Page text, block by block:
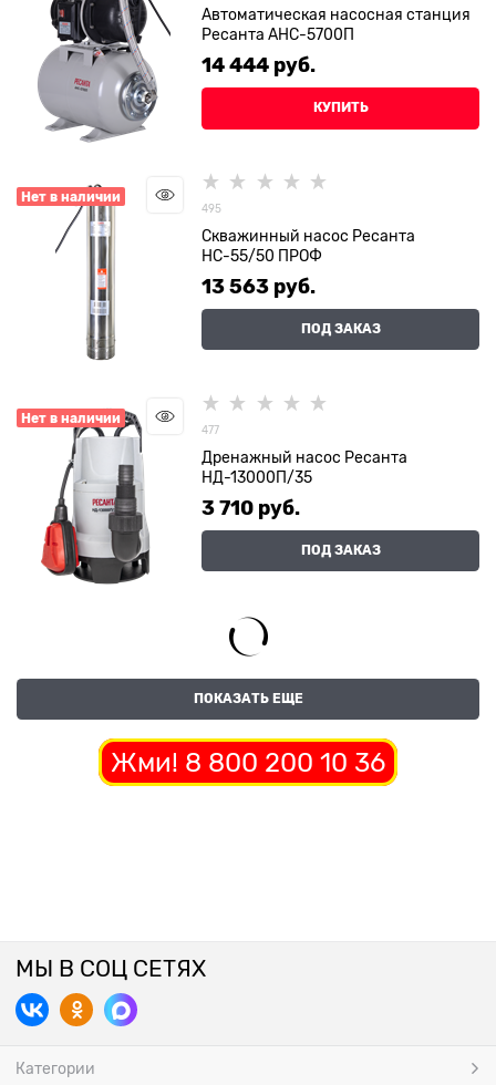
Автоматическая насосная станция
Ресанта АНС-5700П
14 444 руб.
КУПИТЬ
Нет в наличии
495
Скважинный насос Ресанта
НС-55/50 ПРОФ
13 563 руб.
ПОД ЗАКАЗ
Нет в наличии
477
Дренажный насос Ресанта
НД-13000П/35
3 710 руб.
ПОД ЗАКАЗ
ПОКАЗАТЬ ЕЩЕ
Жми! 8 800 200 10 36
МЫ В СОЦ СЕТЯХ
Категории